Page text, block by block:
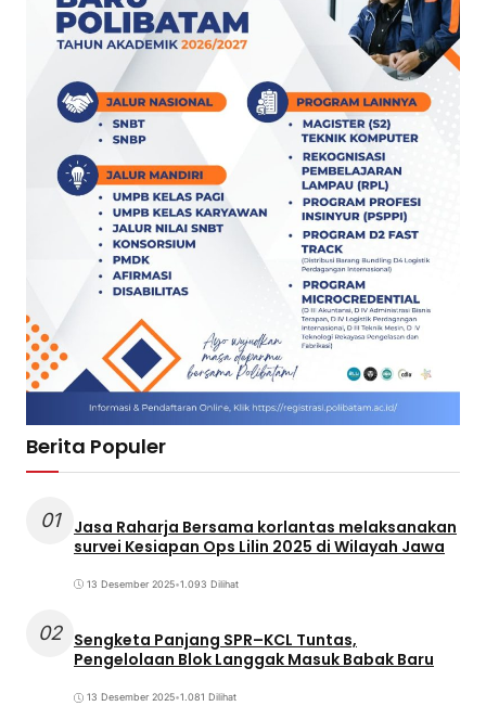
Berita Populer
01
Jasa Raharja Bersama korlantas melaksanakan
survei Kesiapan Ops Lilin 2025 di Wilayah Jawa
13 Desember 2025•1.093 Dilihat
02 Sengketa Panjang SPR–KCL Tuntas,
Pengelolaan Blok Langgak Masuk Babak Baru
13 Desember 2025•1.081 Dilihat